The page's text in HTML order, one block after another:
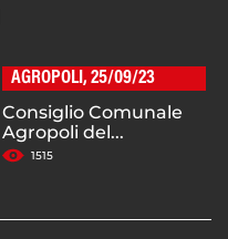
AGROPOLI, 25/09/23
Consiglio Comunale
Agropoli del...
1515